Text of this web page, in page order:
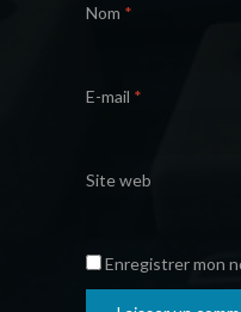
Nom *
E-mail *
Site web
Enregistrer mon